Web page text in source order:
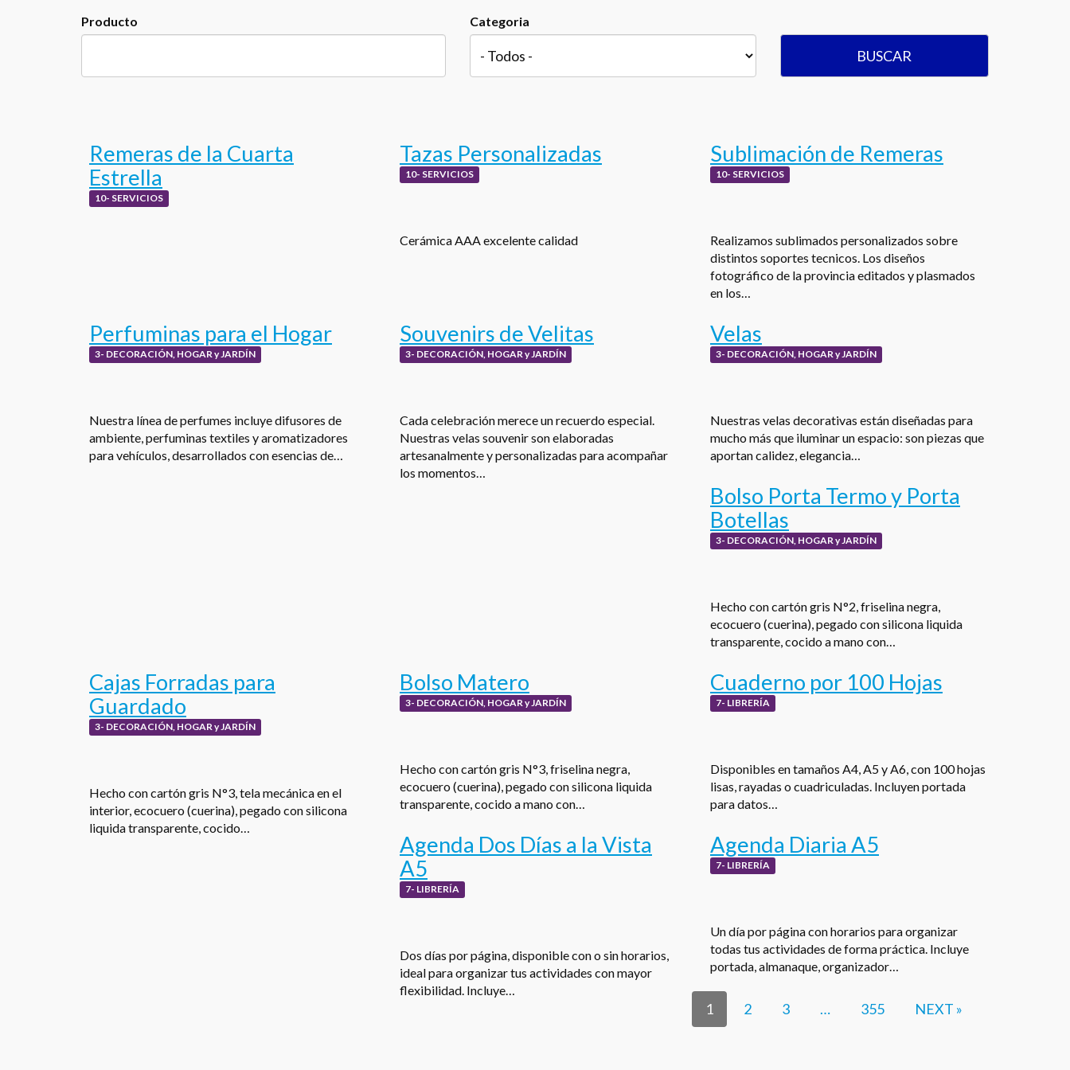
Producto Categoria
BUSCAR
Remeras de la Cuarta
Estrella
10- SERVICIOS
Tazas Personalizadas
10- SERVICIOS
Cerámica AAA excelente calidad
Sublimación de Remeras
10- SERVICIOS
Realizamos sublimados personalizados sobre
distintos soportes tecnicos. Los diseños
fotográfico de la provincia editados y plasmados
en los…
Perfuminas para el Hogar
3- DECORACIÓN, HOGAR y JARDÍN
Nuestra línea de perfumes incluye difusores de
ambiente, perfuminas textiles y aromatizadores
para vehículos, desarrollados con esencias de…
Souvenirs de Velitas
3- DECORACIÓN, HOGAR y JARDÍN
Cada celebración merece un recuerdo especial.
Nuestras velas souvenir son elaboradas
artesanalmente y personalizadas para acompañar
los momentos…
Velas
3- DECORACIÓN, HOGAR y JARDÍN
Nuestras velas decorativas están diseñadas para
mucho más que iluminar un espacio: son piezas que
aportan calidez, elegancia…
Bolso Porta Termo y Porta
Botellas
3- DECORACIÓN, HOGAR y JARDÍN
Hecho con cartón gris N°2, friselina negra,
ecocuero (cuerina), pegado con silicona liquida
transparente, cocido a mano con…
Cajas Forradas para
Guardado
3- DECORACIÓN, HOGAR y JARDÍN
Hecho con cartón gris N°3, tela mecánica en el
interior, ecocuero (cuerina), pegado con silicona
liquida transparente, cocido…
Bolso Matero
3- DECORACIÓN, HOGAR y JARDÍN
Hecho con cartón gris N°3, friselina negra,
ecocuero (cuerina), pegado con silicona liquida
transparente, cocido a mano con…
Cuaderno por 100 Hojas
7- LIBRERÍA
Disponibles en tamaños A4, A5 y A6, con 100 hojas
lisas, rayadas o cuadriculadas. Incluyen portada
para datos…
Agenda Dos Días a la Vista
A5
7- LIBRERÍA
Dos días por página, disponible con o sin horarios,
ideal para organizar tus actividades con mayor
flexibilidad. Incluye…
Agenda Diaria A5
7- LIBRERÍA
Un día por página con horarios para organizar
todas tus actividades de forma práctica. Incluye
portada, almanaque, organizador…
1 2 3 … 355 NEXT »